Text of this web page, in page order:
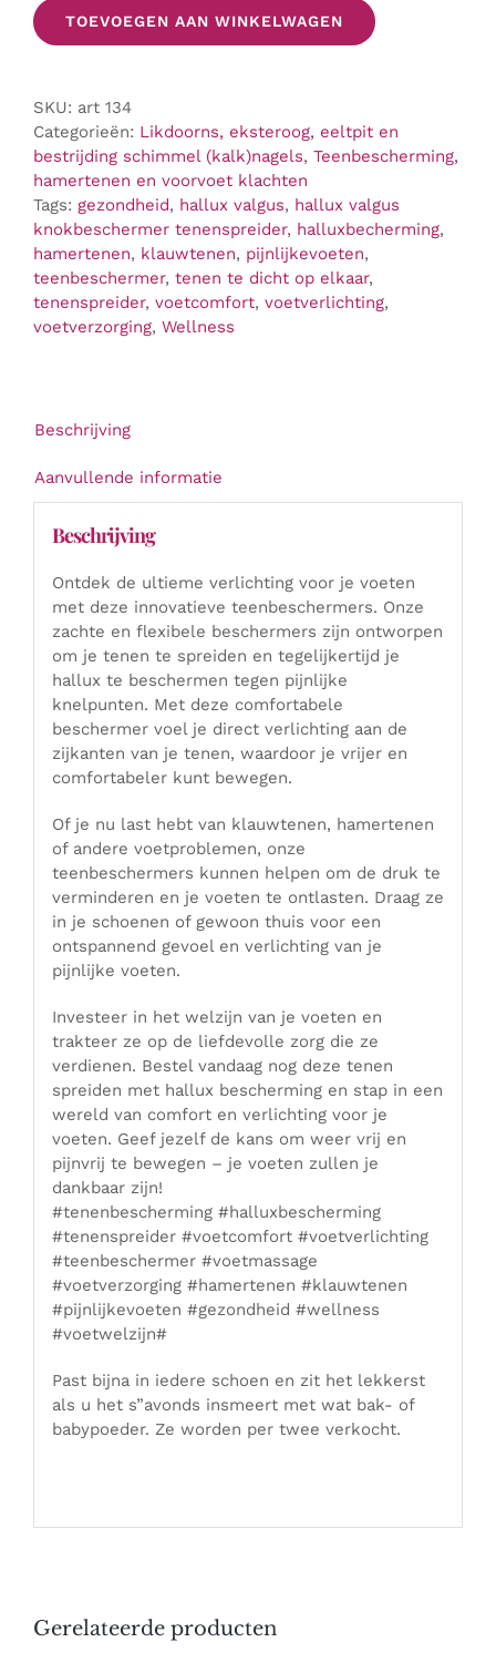
Tenenspreider
hallux"
aantal
TOEVOEGEN AAN WINKELWAGEN
SKU: art 134
Categorieën: Likdoorns, eksteroog, eeltpit en
bestrijding schimmel (kalk)nagels, Teenbescherming,
hamertenen en voorvoet klachten
Tags: gezondheid, hallux valgus, hallux valgus
knokbeschermer tenenspreider, halluxbecherming,
hamertenen, klauwtenen, pijnlijkevoeten,
teenbeschermer, tenen te dicht op elkaar,
tenenspreider, voetcomfort, voetverlichting,
voetverzorging, Wellness
Beschrijving
Aanvullende informatie
Beschrijving
Ontdek de ultieme verlichting voor je voeten
met deze innovatieve teenbeschermers. Onze
zachte en flexibele beschermers zijn ontworpen
om je tenen te spreiden en tegelijkertijd je
hallux te beschermen tegen pijnlijke
knelpunten. Met deze comfortabele
beschermer voel je direct verlichting aan de
zijkanten van je tenen, waardoor je vrijer en
comfortabeler kunt bewegen.
Of je nu last hebt van klauwtenen, hamertenen
of andere voetproblemen, onze
teenbeschermers kunnen helpen om de druk te
verminderen en je voeten te ontlasten. Draag ze
in je schoenen of gewoon thuis voor een
ontspannend gevoel en verlichting van je
pijnlijke voeten.
Investeer in het welzijn van je voeten en
trakteer ze op de liefdevolle zorg die ze
verdienen. Bestel vandaag nog deze tenen
spreiden met hallux bescherming en stap in een
wereld van comfort en verlichting voor je
voeten. Geef jezelf de kans om weer vrij en
pijnvrij te bewegen – je voeten zullen je
dankbaar zijn!
#tenenbescherming #halluxbescherming
#tenenspreider #voetcomfort #voetverlichting
#teenbeschermer #voetmassage
#voetverzorging #hamertenen #klauwtenen
#pijnlijkevoeten #gezondheid #wellness
#voetwelzijn#
Past bijna in iedere schoen en zit het lekkerst
als u het s”avonds insmeert met wat bak- of
babypoeder. Ze worden per twee verkocht.
Gerelateerde producten